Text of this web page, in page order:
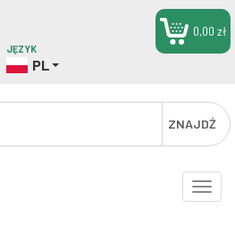
JĘZYK
PL
ZNAJDŹ
0,00 zł
Toggle